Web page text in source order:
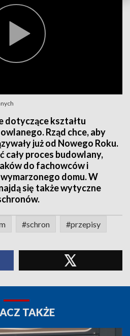
dotyczące kształtu
Rząd chce, aby
już od Nowego Roku.
cały proces budowlany,
do fachowców i
domu. W
się także wytyczne
#schron #przepisy
TAKŻE